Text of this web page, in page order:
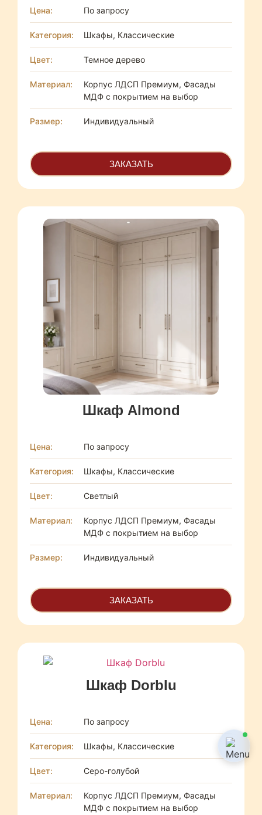
Цена: По запросу
Категория: Шкафы, Классические
Цвет: Темное дерево
Материал:
Корпус ЛДСП Премиум, Фасады
МДФ с покрытием на выбор
Размер: Индивидуальный
ЗАКАЗАТЬ
Шкаф Almond
Цена: По запросу
Категория: Шкафы, Классические
Цвет: Светлый
Материал:
Корпус ЛДСП Премиум, Фасады
МДФ с покрытием на выбор
Размер: Индивидуальный
ЗАКАЗАТЬ
Шкаф Dorblu
Цена: По запросу
Категория: Шкафы, Классические
Цвет: Серо-голубой
Материал:
Корпус ЛДСП Премиум, Фасады
МДФ с покрытием на выбор